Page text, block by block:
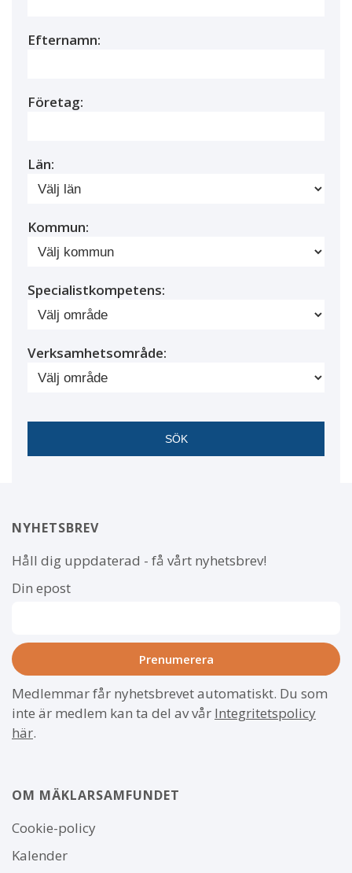
Efternamn:
Företag:
Län:
Kommun:
Specialistkompetens:
Verksamhetsområde:
NYHETSBREV
Håll dig uppdaterad - få vårt nyhetsbrev!
Din epost
Medlemmar får nyhetsbrevet automatiskt. Du som
inte är medlem kan ta del av vår Integritetspolicy
här.
OM MÄKLARSAMFUNDET
Om
webbplatsen
Cookie-policy
Kalender